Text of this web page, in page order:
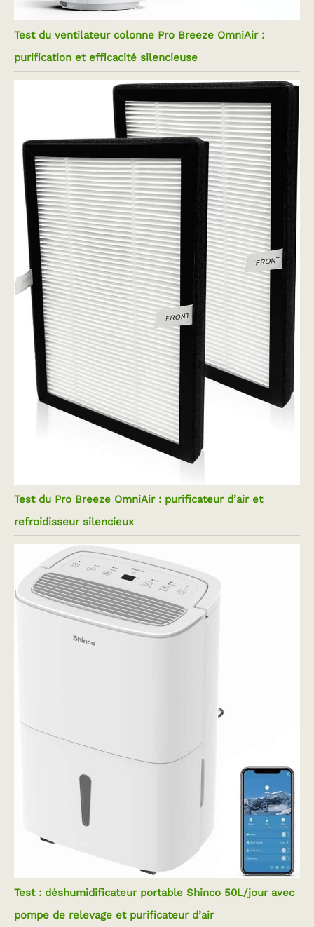
Test du ventilateur colonne Pro Breeze OmniAir :
purification et efficacité silencieuse
Test du Pro Breeze OmniAir : purificateur d’air et
refroidisseur silencieux
Test : déshumidificateur portable Shinco 50L/jour avec
pompe de relevage et purificateur d’air